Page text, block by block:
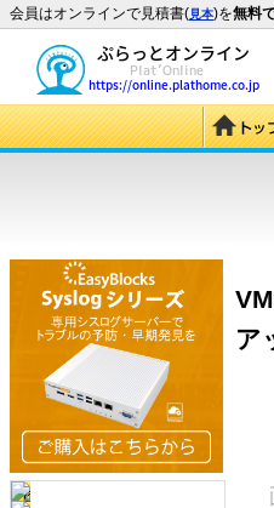
会員はオンラインで見積書(見本)を無料
ア